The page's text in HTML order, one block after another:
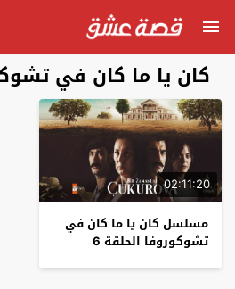
كان يا ما كان في تشوكوروفا
02:11:20
مسلسل كان يا ما كان في
تشوكوروفا الحلقة 6